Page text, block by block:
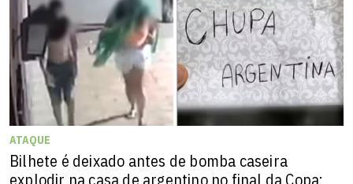
ATAQUE
Bilhete é deixado antes de bomba caseira
explodir na casa de argentino no final da Copa: